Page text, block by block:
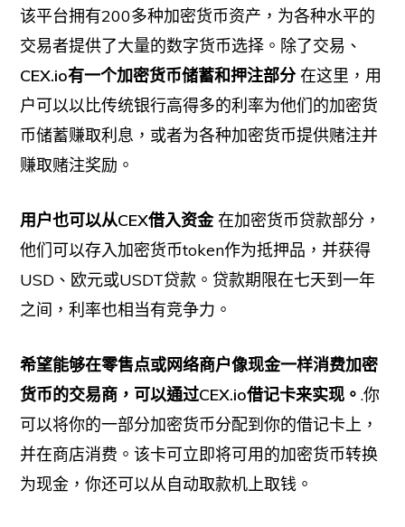
该平台拥有200多种加密货币资产，为各种水平的
交易者提供了大量的数字货币选择。除了交易、
CEX.io有一个加密货币储蓄和押注部分 在这里，用
户可以以比传统银行高得多的利率为他们的加密货
币储蓄赚取利息，或者为各种加密货币提供赌注并
赚取赌注奖励。
用户也可以从CEX借入资金在加密货币贷款部分，
他们可以存入加密货币token作为抵押品，并获得
USD、欧元或USDT贷款。贷款期限在七天到一年
之间，利率也相当有竞争力。
希望能够在零售点或网络商户像现金一样消费加密
货币的交易商，可以通过CEX.io借记卡来实现。.你
可以将你的一部分加密货币分配到你的借记卡上，
并在商店消费。该卡可立即将可用的加密货币转换
为现金，你还可以从自动取款机上取钱。